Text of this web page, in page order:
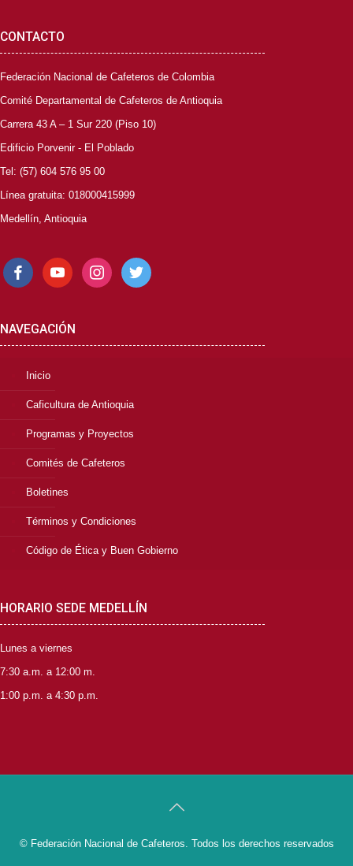
CONTACTO
Federación Nacional de Cafeteros de Colombia
Comité Departamental de Cafeteros de Antioquia
Carrera 43 A – 1 Sur 220 (Piso 10)
Edificio Porvenir - El Poblado
Tel: (57) 604 576 95 00
Línea gratuita: 018000415999
Medellín, Antioquia
facebookyoutube instagramtwitter
NAVEGACIÓN
Inicio
Caficultura de Antioquia
Programas y Proyectos
Comités de Cafeteros
Boletines
Términos y Condiciones
Código de Ética y Buen Gobierno
HORARIO SEDE MEDELLÍN
Lunes a viernes
7:30 a.m. a 12:00 m.
1:00 p.m. a 4:30 p.m.
© Federación Nacional de Cafeteros. Todos los derechos reservados